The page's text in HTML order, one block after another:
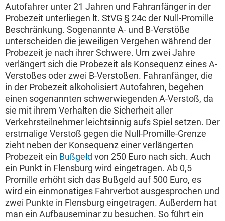
Autofahrer unter 21 Jahren und Fahranfänger in der
Probezeit unterliegen lt. StVG § 24c der Null-Promille
Beschränkung. Sogenannte A- und B-Verstöße
unterscheiden die jeweiligen Vergehen während der
Probezeit je nach ihrer Schwere. Um zwei Jahre
verlängert sich die Probezeit als Konsequenz eines A-
Verstoßes oder zwei B-Verstoßen. Fahranfänger, die
in der Probezeit alkoholisiert Autofahren, begehen
einen sogenannten schwerwiegenden A-Verstoß, da
sie mit ihrem Verhalten die Sicherheit aller
Verkehrsteilnehmer leichtsinnig aufs Spiel setzen. Der
erstmalige Verstoß gegen die Null-Promille-Grenze
zieht neben der Konsequenz einer verlängerten
Probezeit ein Bußgeld von 250 Euro nach sich. Auch
ein Punkt in Flensburg wird eingetragen. Ab 0,5
Promille erhöht sich das Bußgeld auf 500 Euro, es
wird ein einmonatiges Fahrverbot ausgesprochen und
zwei Punkte in Flensburg eingetragen. Außerdem hat
man ein Aufbauseminar zu besuchen. So führt ein